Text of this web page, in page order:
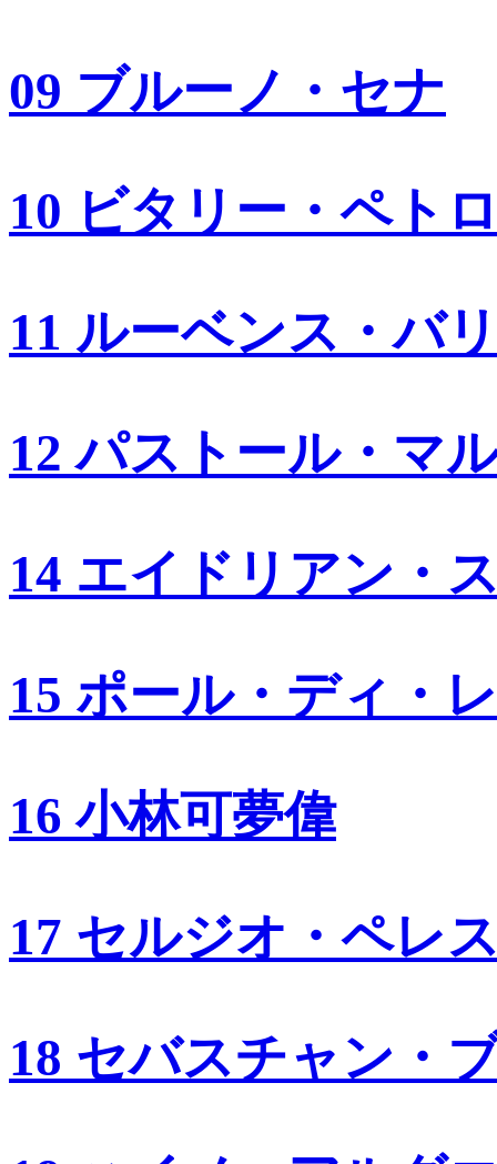
09 ブルーノ・セナ
10 ビタリー・ペト
11 ルーベンス・バ
12 パストール・マ
14 エイドリアン・
15 ポール・ディ・
16 小林可夢偉
17 セルジオ・ペレ
18 セバスチャン・